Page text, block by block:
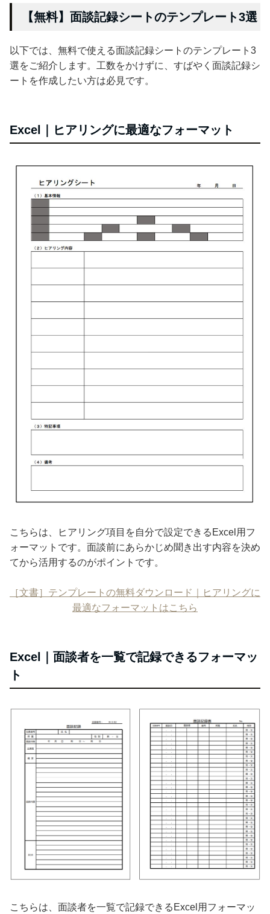
【無料】面談記録シートのテンプレート3選
以下では、無料で使える面談記録シートのテンプレート3
選をご紹介します。工数をかけずに、すばやく面談記録シ
ートを作成したい方は必見です。
Excel｜ヒアリングに最適なフォーマット
こちらは、ヒアリング項目を自分で設定できるExcel用フ
ォーマットです。面談前にあらかじめ聞き出す内容を決め
てから活用するのがポイントです。
［文書］テンプレートの無料ダウンロード｜ヒアリングに
最適なフォーマットはこちら
Excel｜面談者を一覧で記録できるフォーマッ
ト
こちらは、面談者を一覧で記録できるExcel用フォーマッ